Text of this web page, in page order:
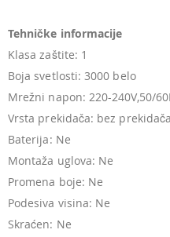
Tehničke informacije
Klasa zaštite: 1
Boja svetlosti: 3000 belo
Mrežni napon: 220-240V,50/
Vrsta prekidača: bez prekidača
Baterija: Ne
Montaža uglova: Ne
Promena boje: Ne
Podesiva visina: Ne
Skraćen: Ne